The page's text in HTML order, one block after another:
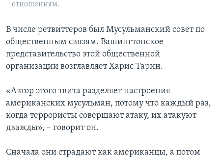
отношениям.
В числе ретвиттеров был Мусульманский совет по
общественным связям. Вашингтонское
представительство этой общественной
организации возглавляет Харис Тарин.
«Автор этого твита разделяет настроения
американских мусульман, потому что каждый раз,
когда террористы совершают атаку, их атакуют
дважды», – говорит он.
Сначала они страдают как американцы, а потом